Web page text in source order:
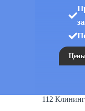
112